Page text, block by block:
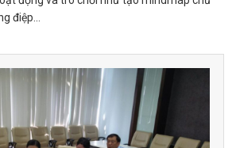
điệp…